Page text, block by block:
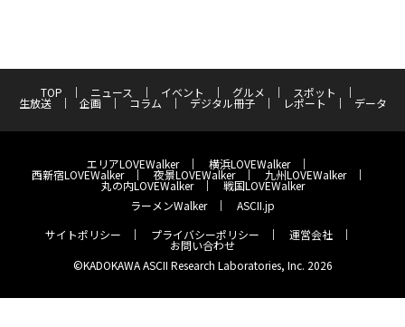
TOP ニュース イベント グルメ スポット
生放送 企画 コラム デジタル冊子 レポート データ
エリアLOVEWalker 横浜LOVEWalker
西新宿LOVEWalker 夜景LOVEWalker 九州LOVEWalker
丸の内LOVEWalker
戦国LOVEWalker
ラーメンWalker
ASCII.jp
サイトポリシー
プライバシーポリシー 運営会社
お問い合わせ
©KADOKAWA ASCII Research Laboratories, Inc. 2026